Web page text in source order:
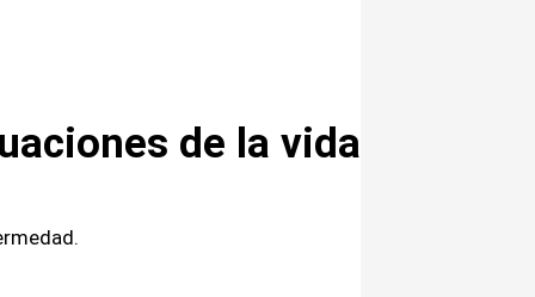
de la vida